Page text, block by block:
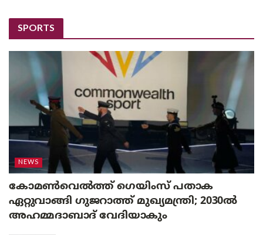
SPORTS
NEWS
കോമൺവെൽത്ത് ഗെയിംസ് പതാക
ഏറ്റുവാങ്ങി ഗുജറാത്ത് മുഖ്യമന്ത്രി; 2030ൽ
അഹമ്മദാബാദ് വേദിയാകും